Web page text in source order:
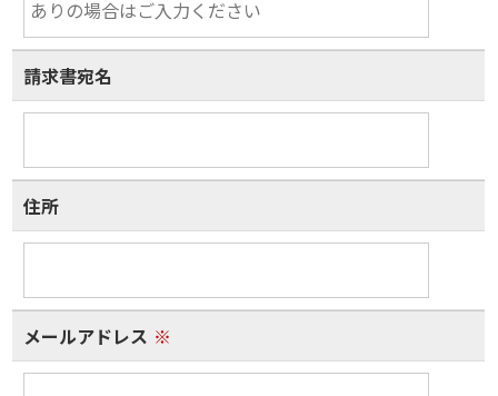
請求書宛名
住所
メールアドレス ※